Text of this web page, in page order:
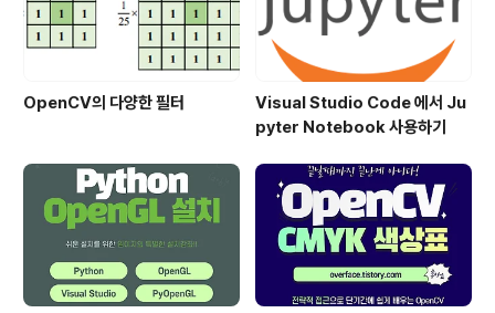
OpenCV의 다양한 필터
Visual Studio Code 에서 Ju
pyter Notebook 사용하기